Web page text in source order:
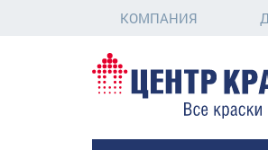
КОМПАНИЯ